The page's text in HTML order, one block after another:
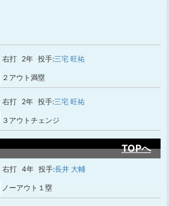
右打 2年 投手:三宅 旺祐
２アウト満塁
右打 2年 投手:三宅 旺祐
３アウトチェンジ
TOPへ
右打 4年 投手:長井 大輔
ノーアウト１塁